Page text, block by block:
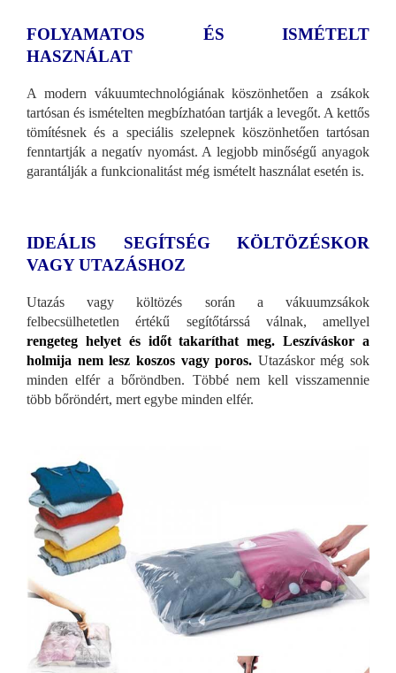
FOLYAMATOS ÉS ISMÉTELT
HASZNÁLAT
A modern vákuumtechnológiának köszönhetően a zsákok
tartósan és ismételten megbízhatóan tartják a levegőt. A kettős
tömítésnek és a speciális szelepnek köszönhetően tartósan
fenntartják a negatív nyomást. A legjobb minőségű anyagok
garantálják a funkcionalitást még ismételt használat esetén is.
IDEÁLIS SEGÍTSÉG KÖLTÖZÉSKOR
VAGY UTAZÁSHOZ
Utazás vagy költözés során a vákuumzsákok
felbecsülhetetlen értékű segítőtárssá válnak, amellyel
rengeteg helyet és időt takaríthat meg. Leszíváskor a
holmija nem lesz koszos vagy poros. Utazáskor még sok
minden elfér a bőröndben. Többé nem kell visszamennie
több bőröndért, mert egybe minden elfér.